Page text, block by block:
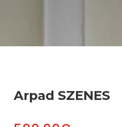
Arpad SZENES